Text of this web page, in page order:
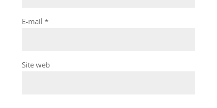
E-mail *
Site web